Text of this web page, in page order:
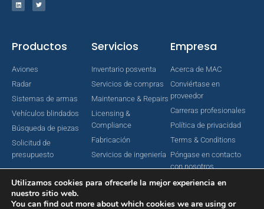
Productos
Aviones
Radar
Sistemas de armas
Vehículos blindados
Búsqueda de piezas
Solicitud de
presupuesto
Servicios
Inventario posventa
Servicios de compras
Maintenance & Repairs
Licensing &
Compliance
Fabricación
Servicios de ingeniería
Empresa
Acerca de MAC
Conviértase en
proveedor
Carreras profesionales
Política de privacidad
Terms & Conditions
Póngase en contacto
con nosotros
Utilizamos cookies para ofrecerle la mejor experiencia en
nuestro sitio web.
You can find out more about which cookies we are using or